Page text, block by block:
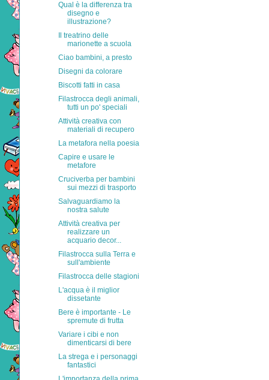
Qual è la differenza tra
disegno e
illustrazione?
Il treatrino delle
marionette a scuola
Ciao bambini, a presto
Disegni da colorare
Biscotti fatti in casa
Filastrocca degli animali,
tutti un po' speciali
Attività creativa con
materiali di recupero
La metafora nella poesia
Capire e usare le
metafore
Cruciverba per bambini
sui mezzi di trasporto
Salvaguardiamo la
nostra salute
Attività creativa per
realizzare un
acquario decor...
Filastrocca sulla Terra e
sull'ambiente
Filastrocca delle stagioni
L'acqua è il miglior
dissetante
Bere è importante - Le
spremute di frutta
Variare i cibi e non
dimenticarsi di bere
La strega e i personaggi
fantastici